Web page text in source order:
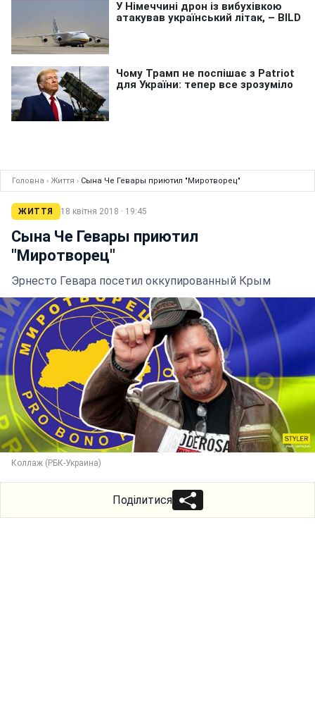
Головна › Життя › Сына Че Гевары приютил "Миротворец"
ЖИТТЯ 18 квітня 2018 · 19:45
Сына Че Гевары приютил
"Миротворец"
Эрнесто Гевара посетил оккупированный Крым
Коллаж (РБК-Украина)
Поділитися